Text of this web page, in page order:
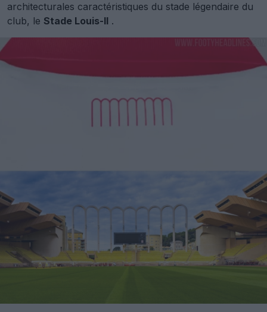
architecturales caractéristiques du stade légendaire du
club, le Stade Louis-II .